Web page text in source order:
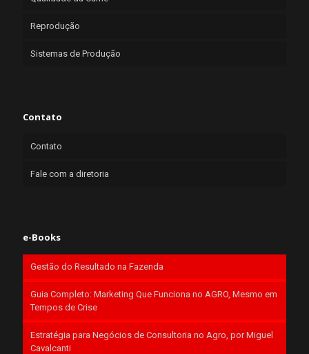
Reprodução
Sistemas de Produção
Contato
Contato
Fale com a diretoria
e-Books
Gestão do Resultado na Fazenda
Guia Completo: Marketing Que Funciona no AGRO, Mesmo em
Tempos de Crise
Estratégia para Negócios de Consultoria no Agro, por Miguel
Cavalcanti